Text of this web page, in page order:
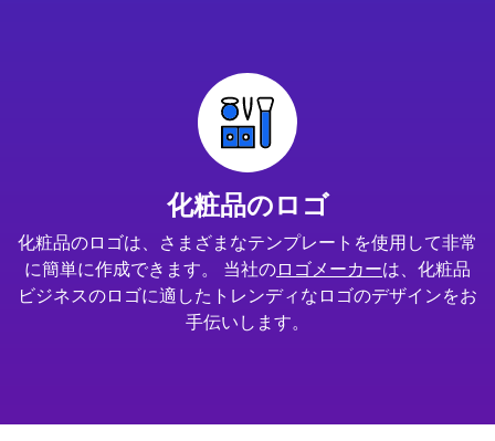
化粧品のロゴ
化粧品のロゴは、さまざまなテンプレートを使用して非常
に簡単に作成できます。 当社のロゴメーカーは、化粧品
ビジネスのロゴに適したトレンディなロゴのデザインをお
手伝いします。